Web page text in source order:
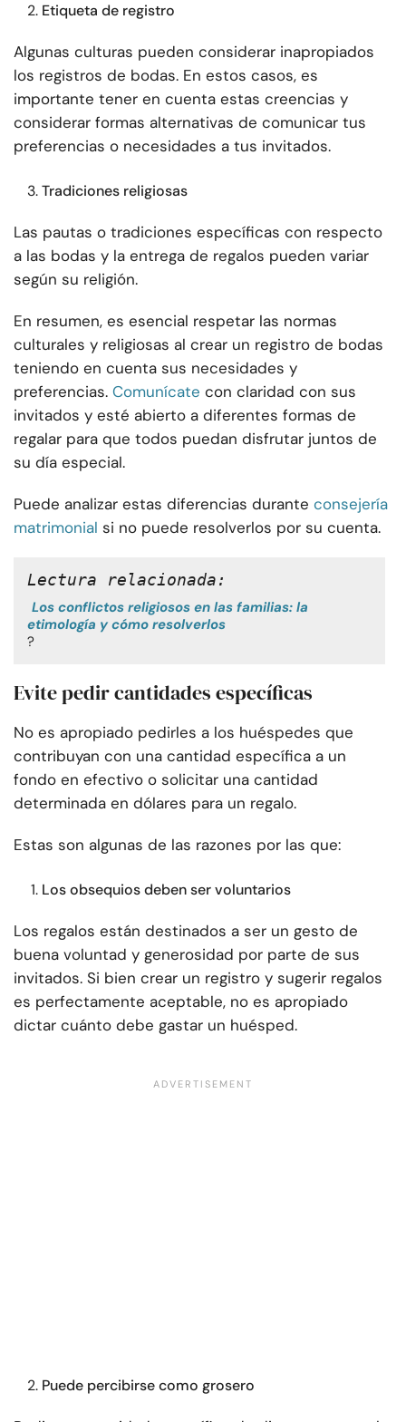
Etiqueta de registro
Algunas culturas pueden considerar inapropiados
los registros de bodas. En estos casos, es
importante tener en cuenta estas creencias y
considerar formas alternativas de comunicar tus
preferencias o necesidades a tus invitados.
Tradiciones religiosas
Las pautas o tradiciones específicas con respecto
a las bodas y la entrega de regalos pueden variar
según su religión.
En resumen, es esencial respetar las normas
culturales y religiosas al crear un registro de bodas
teniendo en cuenta sus necesidades y
preferencias. Comunícate con claridad con sus
invitados y esté abierto a diferentes formas de
regalar para que todos puedan disfrutar juntos de
su día especial.
Puede analizar estas diferencias durante consejería
matrimonial si no puede resolverlos por su cuenta.
Lectura relacionada:
Los conflictos religiosos en las familias: la
etimología y cómo resolverlos
?
Evite pedir cantidades específicas
No es apropiado pedirles a los huéspedes que
contribuyan con una cantidad específica a un
fondo en efectivo o solicitar una cantidad
determinada en dólares para un regalo.
Estas son algunas de las razones por las que:
Los obsequios deben ser voluntarios
Los regalos están destinados a ser un gesto de
buena voluntad y generosidad por parte de sus
invitados. Si bien crear un registro y sugerir regalos
es perfectamente aceptable, no es apropiado
dictar cuánto debe gastar un huésped.
Puede percibirse como grosero